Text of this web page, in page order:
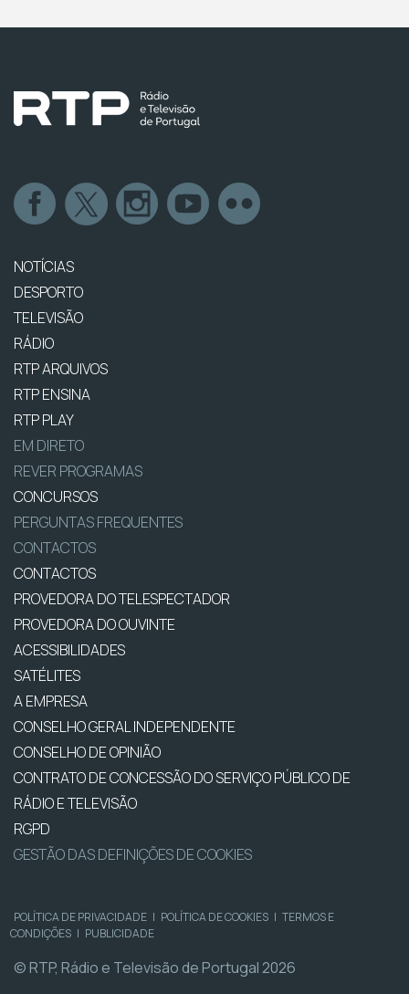
NOTÍCIAS
DESPORTO
TELEVISÃO
RÁDIO
RTP ARQUIVOS
RTP ENSINA
RTP PLAY
EM DIRETO
REVER PROGRAMAS
CONCURSOS
PERGUNTAS FREQUENTES
CONTACTOS
CONTACTOS
PROVEDORA DO TELESPECTADOR
PROVEDORA DO OUVINTE
ACESSIBILIDADES
SATÉLITES
A EMPRESA
CONSELHO GERAL INDEPENDENTE
CONSELHO DE OPINIÃO
CONTRATO DE CONCESSÃO DO SERVIÇO PÚBLICO DE
RÁDIO E TELEVISÃO
RGPD
GESTÃO DAS DEFINIÇÕES DE COOKIES
POLÍTICA DE PRIVACIDADE | POLÍTICA DE COOKIES | TERMOS E
CONDIÇÕES | PUBLICIDADE
© RTP, Rádio e Televisão de Portugal 2026